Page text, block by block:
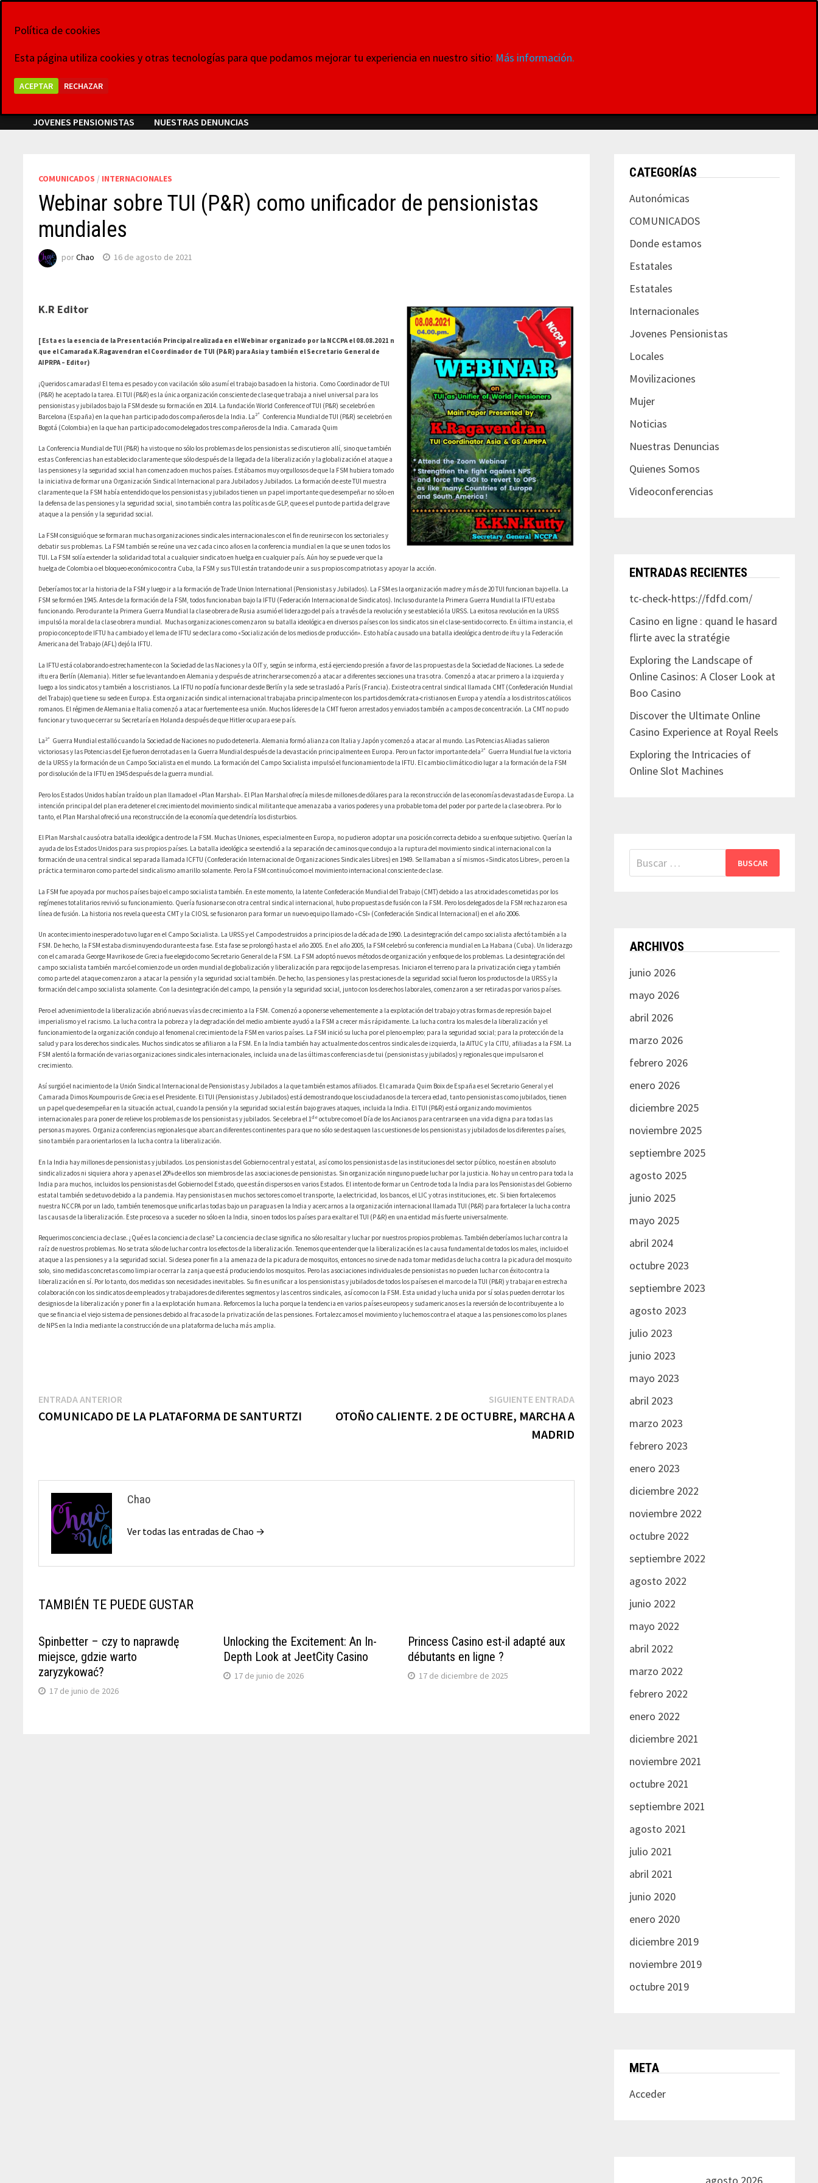
La Voz de las Plataformas
JOVENES PENSIONISTAS
NUESTRAS DENUNCIAS
COMUNICADOS / INTERNACIONALES
Webinar sobre TUI (P&R) como unificador de pensionistas
mundiales
porChao 16 de agosto de 2021
K.R Editor
[ Esta es la esencia de la Presentación Principal realizada en el Webinar organizado por la NCCPA el 08.08.2021 n
que el Camarada K.Ragavendran el Coordinador de TUI (P&R) para Asia y también el Secretario General de
AIPRPA – Editor)
¡Queridos camaradas! El tema es pesado y con vacilación sólo asumí el trabajo basado en la historia. Como Coordinador de TUI
(P&R) he aceptado la tarea. El TUI (P&R) es la única organización consciente de clase que trabaja a nivel universal para los
pensionistas y jubilados bajo la FSM desde su formación en 2014. La fundación World Conference of TUI (P&R) se celebró en
Barcelona (España) en la que han participado dos compañeros de la India. La2ª Conferencia Mundial de TUI (P&R) se celebró en
Bogotá (Colombia) en la que han participado como delegados tres compañeros de la India. Camarada Quim
La Conferencia Mundial de TUI (P&R) ha visto que no sólo los problemas de los pensionistas se discutieron allí, sino que también
estas Conferencias han establecido claramente que sólo después de la llegada de la liberalización y la globalización el ataque a
las pensiones y la seguridad social han comenzado en muchos países. Estábamos muy orgullosos de que la FSM hubiera tomado
la iniciativa de formar una Organización Sindical Internacional para Jubilados y Jubilados. La formación de este TUI muestra
claramente que la FSM había entendido que los pensionistas y jubilados tienen un papel importante que desempeñar no sólo en
la defensa de las pensiones y la seguridad social, sino también contra las políticas de GLP, que es el punto de partida del grave
ataque a la pensión y la seguridad social.
La FSM consiguió que se formaran muchas organizaciones sindicales internacionales con el fin de reunirse con los sectoriales y
debatir sus problemas. La FSM también se reúne una vez cada cinco años en la conferencia mundial en la que se unen todos los
TUI. La FSM solía extender la solidaridad total a cualquier sindicato en huelga en cualquier país. Aún hoy se puede ver que la
huelga de Colombia o el bloqueo económico contra Cuba, la FSM y sus TUI están tratando de unir a sus propios compatriotas y apoyar la acción.
Deberíamos tocar la historia de la FSM y luego ir a la formación de Trade Union International (Pensionistas y Jubilados). La FSM es la organización madre y más de 20 TUI funcionan bajo ella. La
FSM se formó en 1945. Antes de la formación de la FSM, todos funcionaban bajo la IFTU (Federación Internacional de Sindicatos). Incluso durante la Primera Guerra Mundial la IFTU estaba
funcionando. Pero durante la Primera Guerra Mundial la clase obrera de Rusia asumió el liderazgo del país a través de la revolución y se estableció la URSS. La exitosa revolución en la URSS
impulsó la moral de la clase obrera mundial. Muchas organizaciones comenzaron su batalla ideológica en diversos países con los sindicatos sin el clase-sentido correcto. En última instancia, el
propio concepto de IFTU ha cambiado y el lema de IFTU se declara como «Socialización de los medios de producción». Esto había causado una batalla ideológica dentro de iftu y la Federación
Americana del Trabajo (AFL) dejó la IFTU.
La IFTU está colaborando estrechamente con la Sociedad de las Naciones y la OIT y, según se informa, está ejerciendo presión a favor de las propuestas de la Sociedad de Naciones. La sede de
iftu era Berlín (Alemania). Hitler se fue levantando en Alemania y después de atrincherarse comenzó a atacar a diferentes secciones una tras otra. Comenzó a atacar primero a la izquierda y
luego a los sindicatos y también a los cristianos. La IFTU no podía funcionar desde Berlín y la sede se trasladó a París (Francia). Existe otra central sindical llamada CMT (Confederación Mundial
del Trabajo) que tiene su sede en Europa. Esta organización sindical internacional trabajaba principalmente con los partidos demócrata-cristianos en Europa y atendía a los distritos católicos
romanos. El régimen de Alemania e Italia comenzó a atacar fuertemente esa unión. Muchos líderes de la CMT fueron arrestados y enviados también a campos de concentración. La CMT no pudo
funcionar y tuvo que cerrar su Secretaría en Holanda después de que Hitler ocupara ese país.
La2ª Guerra Mundial estalló cuando la Sociedad de Naciones no pudo detenerla. Alemania formó alianza con Italia y Japón y comenzó a atacar al mundo. Las Potencias Aliadas salieron
victoriosas y las Potencias del Eje fueron derrotadas en la Guerra Mundial después de la devastación principalmente en Europa. Pero un factor importante dela2ª Guerra Mundial fue la victoria
de la URSS y la formación de un Campo Socialista en el mundo. La formación del Campo Socialista impulsó el funcionamiento de la IFTU. El cambio climático dio lugar a la formación de la FSM
por disolución de la IFTU en 1945 después de la guerra mundial.
Pero los Estados Unidos habían traído un plan llamado el «Plan Marshal». El Plan Marshal ofrecía miles de millones de dólares para la reconstrucción de las economías devastadas de Europa. La
intención principal del plan era detener el crecimiento del movimiento sindical militante que amenazaba a varios poderes y una probable toma del poder por parte de la clase obrera. Por lo
tanto, el Plan Marshal ofreció una reconstrucción de la economía que detendría los disturbios.
El Plan Marshal causó otra batalla ideológica dentro de la FSM. Muchas Uniones, especialmente en Europa, no pudieron adoptar una posición correcta debido a su enfoque subjetivo. Querían la
ayuda de los Estados Unidos para sus propios países. La batalla ideológica se extendió a la separación de caminos que condujo a la ruptura del movimiento sindical internacional con la
formación de una central sindical separada llamada ICFTU (Confederación Internacional de Organizaciones Sindicales Libres) en 1949. Se llamaban a sí mismos «Sindicatos Libres», pero en la
práctica terminaron como parte del sindicalismo amarillo solamente. Pero la FSM continuó como el movimiento internacional consciente de clase.
La FSM fue apoyada por muchos países bajo el campo socialista también. En este momento, la latente Confederación Mundial del Trabajo (CMT) debido a las atrocidades cometidas por los
regímenes totalitarios revivió su funcionamiento. Quería fusionarse con otra central sindical internacional, hubo propuestas de fusión con la FSM. Pero los delegados de la FSM rechazaron esa
línea de fusión. La historia nos revela que esta CMT y la CIOSL se fusionaron para formar un nuevo equipo llamado «CSI» (Confederación Sindical Internacional) en el año 2006.
Un acontecimiento inesperado tuvo lugar en el Campo Socialista. La URSS y el Campo destruidos a principios de la década de 1990. La desintegración del campo socialista afectó también a la
FSM. De hecho, la FSM estaba disminuyendo durante esta fase. Esta fase se prolongó hasta el año 2005. En el año 2005, la FSM celebró su conferencia mundial en La Habana (Cuba). Un liderazgo
con el camarada George Mavrikose de Grecia fue elegido como Secretario General de la FSM. La FSM adoptó nuevos métodos de organización y enfoque de los problemas. La desintegración del
campo socialista también marcó el comienzo de un orden mundial de globalización y liberalización para regocijo de las empresas. Iniciaron el terreno para la privatización ciega y también
como parte del ataque comenzaron a atacar la pensión y la seguridad social también. De hecho, las pensiones y las prestaciones de la seguridad social fueron los productos de la URSS y la
formación del campo socialista solamente. Con la desintegración del campo, la pensión y la seguridad social, junto con los derechos laborales, comenzaron a ser retiradas por varios países.
Pero el advenimiento de la liberalización abrió nuevas vías de crecimiento a la FSM. Comenzó a oponerse vehementemente a la explotación del trabajo y otras formas de represión bajo el
imperialismo y el racismo. La lucha contra la pobreza y la degradación del medio ambiente ayudó a la FSM a crecer más rápidamente. La lucha contra los males de la liberalización y el
funcionamiento de la organización condujo al fenomenal crecimiento de la FSM en varios países. La FSM inició su lucha por el pleno empleo; para la seguridad social; para la protección de la
salud y para los derechos sindicales. Muchos sindicatos se afiliaron a la FSM. En la India también hay actualmente dos centros sindicales de izquierda, la AITUC y la CITU, afiliadas a la FSM. La
FSM alentó la formación de varias organizaciones sindicales internacionales, incluida una de las últimas conferencias de tui (pensionistas y jubilados) y regionales que impulsaron el
crecimiento.
Así surgió el nacimiento de la Unión Sindical Internacional de Pensionistas y Jubilados a la que también estamos afiliados. El camarada Quim Boix de España es el Secretario General y el
Camarada Dimos Koumpouris de Grecia es el Presidente. El TUI (Pensionistas y Jubilados) está demostrando que los ciudadanos de la tercera edad, tanto pensionistas como jubilados, tienen
un papel que desempeñar en la situación actual, cuando la pensión y la seguridad social están bajo graves ataques, incluida la India. El TUI (P&R) está organizando movimientos
internacionales para poner de relieve los problemas de los pensionistas y jubilados. Se celebra el 1de octubre como el Día de los Ancianos para centrarse en una vida digna para todas las
personas mayores. Organiza conferencias regionales que abarcan diferentes continentes para que no sólo se destaquen las cuestiones de los pensionistas y jubilados de los diferentes países,
sino también para orientarlos en la lucha contra la liberalización.
En la India hay millones de pensionistas y jubilados. Los pensionistas del Gobierno central y estatal, así como los pensionistas de las instituciones del sector público, no están en absoluto
sindicalizados ni siquiera ahora y apenas el 20% de ellos son miembros de las asociaciones de pensionistas. Sin organización ninguno puede luchar por la justicia. No hay un centro para toda la
India para muchos, incluidos los pensionistas del Gobierno del Estado, que están dispersos en varios Estados. El intento de formar un Centro de toda la India para los Pensionistas del Gobierno
estatal también se detuvo debido a la pandemia. Hay pensionistas en muchos sectores como el transporte, la electricidad, los bancos, el LIC y otras instituciones, etc. Si bien fortalecemos
nuestra NCCPA por un lado, también tenemos que unificarlas todas bajo un paraguas en la India y acercarnos a la organización internacional llamada TUI (P&R) para fortalecer la lucha contra
las causas de la liberalización. Este proceso va a suceder no sólo en la India, sino en todos los países para exaltar el TUI (P &R) en una entidad más fuerte universalmente.
Requerimos conciencia de clase. ¿Qué es la conciencia de clase? La conciencia de clase significa no sólo resaltar y luchar por nuestros propios problemas. También deberíamos luchar contra la
raíz de nuestros problemas. No se trata sólo de luchar contra los efectos de la liberalización. Tenemos que entender que la liberalización es la causa fundamental de todos los males, incluido el
ataque a las pensiones y a la seguridad social. Si desea poner fin a la amenaza de la picadura de mosquitos, entonces no sirve de nada tomar medidas de lucha contra la picadura del mosquito
solo, sino medidas concretas como limpiar o cerrar la zanja que está produciendo los mosquitos. Pero las asociaciones individuales de pensionistas no pueden luchar con éxito contra la
liberalización en sí. Por lo tanto, dos medidas son necesidades inevitables. Su fin es unificar a los pensionistas y jubilados de todos los países en el marco de la TUI (P&R) y trabajar en estrecha
colaboración con los sindicatos de empleados y trabajadores de diferentes segmentos y las centros sindicales, así como con la FSM. Esta unidad y lucha unida por sí solas pueden derrotar los
designios de la liberalización y poner fin a la explotación humana. Reforcemos la lucha porque la tendencia en varios países europeos y sudamericanos es la reversión de lo contribuyente a lo
que se financia el viejo sistema de pensiones debido al fracaso de la privatización de las pensiones. Fortalezcamos el movimiento y luchemos contra el ataque a las pensiones como los planes
de NPS en la India mediante la construcción de una plataforma de lucha más amplia.
Navegación
de
ENTRADA ANTERIOR
anterior:
COMUNICADO DE LA PLATAFORMA DE SANTURTZI
SIGUIENTE ENTRADASiguiente
entrada:
OTOÑO CALIENTE. 2 DE OCTUBRE, MARCHA A
MADRID
Chao
Ver todas las entradas de Chao →
TAMBIÉN TE PUEDE GUSTAR
Spinbetter – czy to naprawdę
miejsce, gdzie warto
zaryzykować?
17 de junio de 2026
Unlocking the Excitement: An In-
Depth Look at JeetCity Casino
17 de junio de 2026
Princess Casino est-il adapté aux
débutants en ligne ?
17 de diciembre de 2025
CATEGORÍAS
Autonómicas
COMUNICADOS
Donde estamos
Estatales
Estatales
Internacionales
Jovenes Pensionistas
Locales
Movilizaciones
Mujer
Noticias
Nuestras Denuncias
Quienes Somos
Videoconferencias
ENTRADAS RECIENTES
tc-check-https://fdfd.com/
Casino en ligne : quand le hasard
flirte avec la stratégie
Exploring the Landscape of
Online Casinos: A Closer Look at
Boo Casino
Discover the Ultimate Online
Casino Experience at Royal Reels
Exploring the Intricacies of
Online Slot Machines
Buscar:
ARCHIVOS
junio 2026
mayo 2026
abril 2026
marzo 2026
febrero 2026
enero 2026
diciembre 2025
noviembre 2025
septiembre 2025
agosto 2025
junio 2025
mayo 2025
abril 2024
octubre 2023
septiembre 2023
agosto 2023
julio 2023
junio 2023
mayo 2023
abril 2023
marzo 2023
febrero 2023
enero 2023
diciembre 2022
noviembre 2022
octubre 2022
septiembre 2022
agosto 2022
junio 2022
mayo 2022
abril 2022
marzo 2022
febrero 2022
enero 2022
diciembre 2021
noviembre 2021
octubre 2021
septiembre 2021
agosto 2021
julio 2021
abril 2021
junio 2020
enero 2020
diciembre 2019
noviembre 2019
octubre 2019
META
Acceder
Política de cookies
Esta página utiliza cookies y otras tecnologías para que podamos mejorar tu experiencia en nuestro sitio: Más información.
ACEPTAR RECHAZAR